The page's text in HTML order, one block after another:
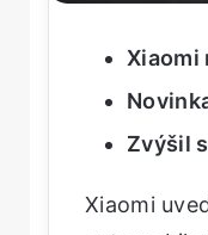
Xiaomi
Zvýšil
Xiaomi